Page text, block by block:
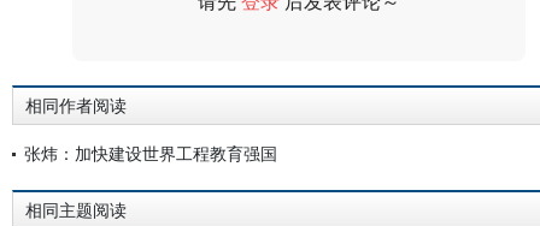
相同作者阅读
张炜：加快建设世界工程教育强国
相同主题阅读